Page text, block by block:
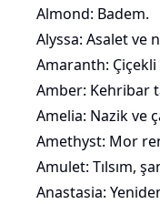
Almond: Badem.
Alyssa: Asalet ve
Amaranth:
Amber: Kehribar
Amelia: Nazik ve
Amethyst: Mor
Amulet: Tılsım,
Anastasia: